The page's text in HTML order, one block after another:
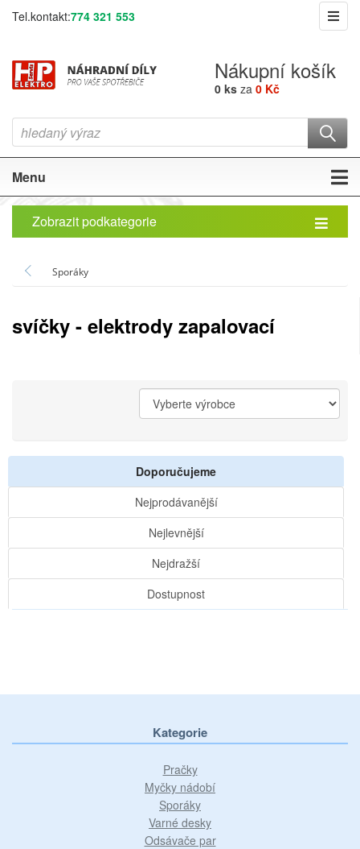
Tel.kontakt:774 321 553
Nákupní košík
0 ks za 0 Kč
Menu
Zobrazit podkategorie
Sporáky
svíčky - elektrody zapalovací
Doporučujeme
Nejprodávanější
Nejlevnější
Nejdražší
Dostupnost
Kategorie
Pračky
Myčky nádobí
Sporáky
Varné desky
Odsávače par